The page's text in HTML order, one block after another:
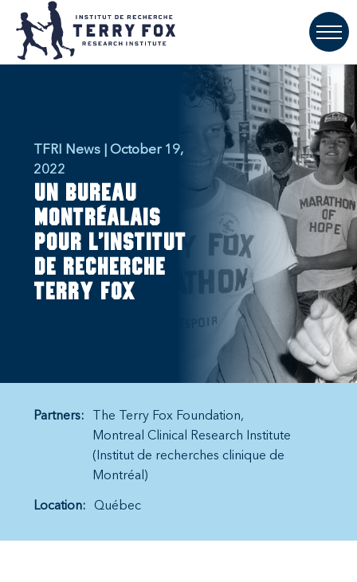
TFRI News | October 19,
2022
Un bureau
montréalais
pour l'Institut
de recherche
Terry Fox
Partners:
The Terry Fox Foundation
Montreal Clinical Research Institute
(Institut de recherches clinique de
Montréal)
Location: Québec